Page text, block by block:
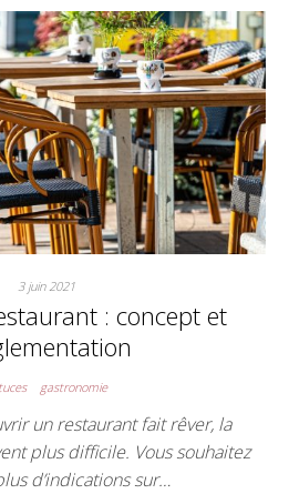
3 juin 2021
: concept et
gastronomie
un restaurant fait rêver, la
plus difficile. Vous souhaitez
d’indications sur…